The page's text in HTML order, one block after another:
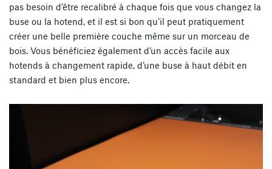
pas besoin d’être recalibré à chaque fois que vous changez la
buse ou la hotend, et il est si bon qu’il peut pratiquement
créer une belle première couche même sur un morceau de
bois. Vous bénéficiez également d’un accès facile aux
hotends à changement rapide, d’une buse à haut débit en
standard et bien plus encore.